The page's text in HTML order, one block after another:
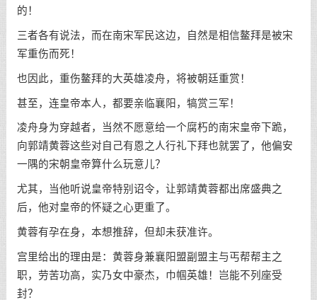
的！
三者各有说法，而在南宋军民这边，自然是相信鳌拜是被宋
军重伤而死！
也因此，重伤鳌拜的大英雄凌舟，将被朝廷重赏！
甚至，连皇帝本人，都要亲临襄阳，犒赏三军！
凌舟身为穿越者，当然不愿意给一个腐朽的南宋皇帝下跪，
向郭靖黄蓉这些对自己有恩之人行礼下拜也就罢了，他偏安
一隅的宋朝皇帝算什么玩意儿？
尤其，当他听说皇帝特别诏令，让郭靖黄蓉都出席盛典之
后，他对皇帝的怀疑之心更重了。
黄蓉有孕在身，本想推辞，但却未获准许。
宫里给出的理由是：黄蓉身兼襄阳盟副盟主与丐帮帮主之
职，劳苦功高，实乃女中豪杰，巾帼英雄！岂能不列座受
封？